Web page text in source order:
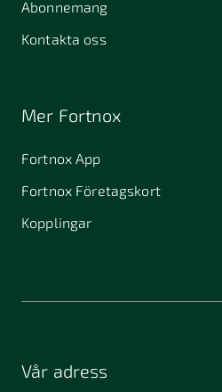
Abonnemang
Kontakta oss
Mer Fortnox
Fortnox App
Fortnox Företagskort
Kopplingar
Vår adress